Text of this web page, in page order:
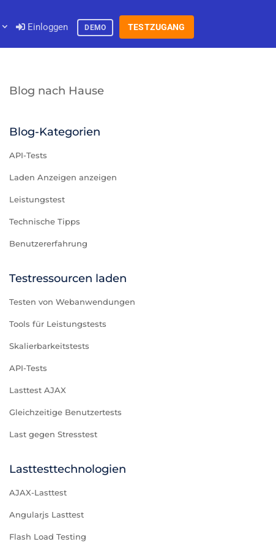
Einloggen DEMO TESTZUGANG
Blog nach Hause
Blog-Kategorien
API-Tests
Laden Anzeigen anzeigen
Leistungstest
Technische Tipps
Benutzererfahrung
Testressourcen laden
Testen von Webanwendungen
Tools für Leistungstests
Skalierbarkeitstests
API-Tests
Lasttest AJAX
Gleichzeitige Benutzertests
Last gegen Stresstest
Lasttesttechnologien
AJAX-Lasttest
Angularjs Lasttest
Flash Load Testing